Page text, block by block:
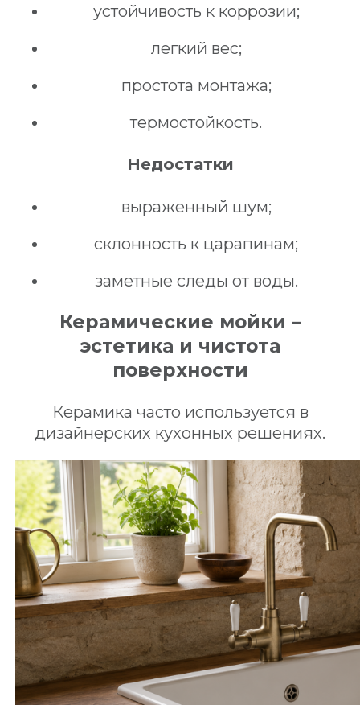
устойчивость к коррозии;
легкий вес;
простота монтажа;
термостойкость.
Недостатки
выраженный шум;
склонность к царапинам;
заметные следы от воды.
Керамические мойки –
эстетика и чистота
поверхности
Керамика часто используется в
дизайнерских кухонных решениях.